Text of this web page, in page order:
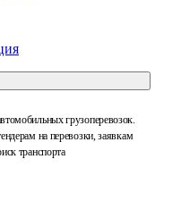
грузоперевозок.
на перевозки, заявкам
транспорта